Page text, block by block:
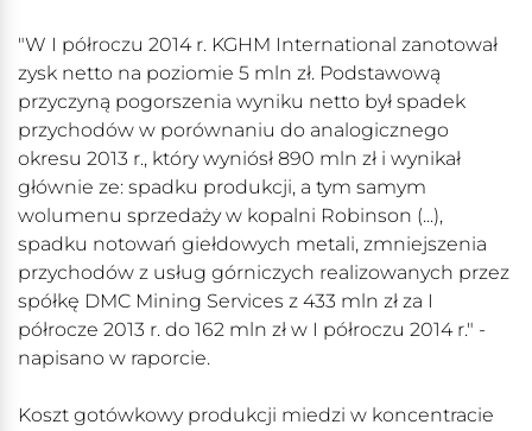
"W I półroczu 2014 r. KGHM International zanotował
zysk netto na poziomie 5 mln zł. Podstawową
przyczyną pogorszenia wyniku netto był spadek
przychodów w porównaniu do analogicznego
okresu 2013 r., który wyniósł 890 mln zł i wynikał
głównie ze: spadku produkcji, a tym samym
wolumenu sprzedaży w kopalni Robinson (...),
spadku notowań giełdowych metali, zmniejszenia
przychodów z usług górniczych realizowanych przez
spółkę DMC Mining Services z 433 mln zł za I
półrocze 2013 r. do 162 mln zł w I półroczu 2014 r." -
napisano w raporcie.
Koszt gotówkowy produkcji miedzi w koncentracie